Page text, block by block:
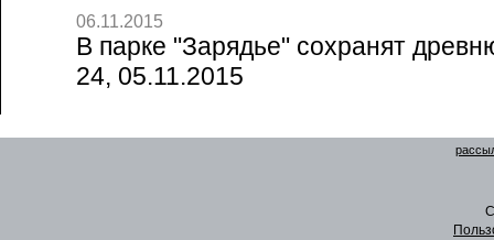
06.11.2015
В парке "Зарядье" сохранят
24, 05.11.2015